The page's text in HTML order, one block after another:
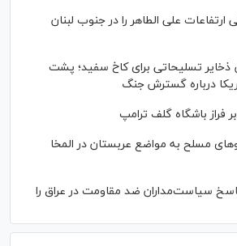
علی الطاهر را در جنوب لبنان
تسلیحاتی برای کاخ سفید؛ پشت
درباره گسترش جنگ
فراز باشگاه گلف ترامپ
مسلح به مواضع عربستان در المخا
سیاست‌مداران ضد مقاومت در عراق را